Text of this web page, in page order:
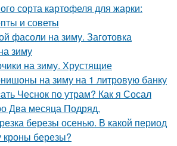
сорта картофеля для жарки:
и советы
фасоли на зиму. Заготовка
зиму
на зиму. Хрустящие
на зиму на 1 литровую банку
Чеснок по утрам? Как я Сосал
Два месяца Подряд.
березы осенью. В какой период
кроны березы?